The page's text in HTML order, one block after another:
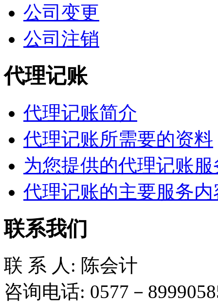
公司变更
公司注销
代理记账
代理记账简介
代理记账所需要的资料
为您提供的代理记账
代理记账的主要服务内
联系我们
联 系 人: 陈会计
咨询电话: 0577－